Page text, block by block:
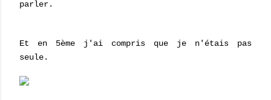
parler.
Et en 5ème j'ai compris que je n'étais pas
seule.